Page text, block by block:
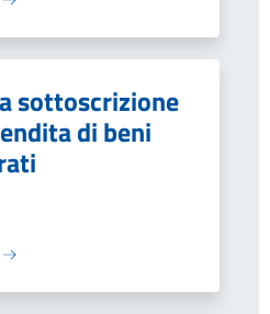
sottoscrizione
di beni